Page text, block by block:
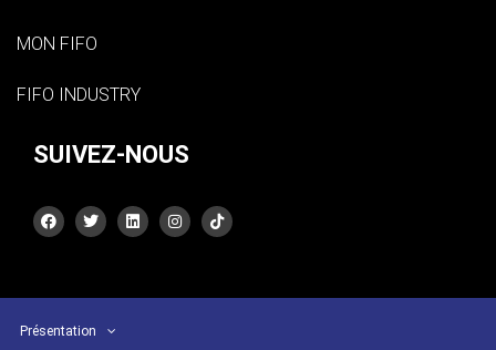
MON FIFO
FIFO INDUSTRY
SUIVEZ-NOUS
Présentation